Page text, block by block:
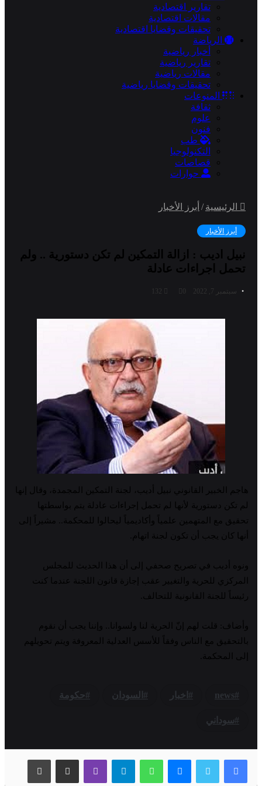
تقارير اقتصادية
مقالات اقتصادية
تحقيقات وقضايا اقتصادية
الرياضة
أخبار رياضية
تقارير رياضية
مقالات رياضية
تحقيقات وقضايا رياضية
المنوعات
ثقافة
علوم
فنون
طب
التكنولوجيا
قصاصات
حوارات
الرئيسية / أبرز الأخبار
أبرز الأخبار
نبيل اديب : ازالة التمكين لم تكن دستورية .. ولم
تحمل اجراءات عادلة
سبتمبر 7, 2022 0
132
هاجم الخبير القانوني نبيل أديب، لجنة التمكين المجمدة، وقال إنها
لم تكن دستورية لأنها لم تحمل إجراءات عادلة يتم بواسطتها
تحقيق مع المتهمين علمياً وأكاديمياً ليحالوا للمحكمة.. مشيراً إلى
أنها كان يجب أن تكون لجنة اتهام.
ونوه أديب في تصريح صحفي إلى أن هذا الحديث للمجلس
المركزي للحرية والتغيير عقب إجازة قانون اللجنة عندما كنت
رئيساً للجنة القانونية للتحالف.
وأضاف: قلت لهم إنّ الحرية لنا ولسوانا.. وإننا يجب أن نقوم
بالتحقيق مع الناس وفقاً للأسس العدلية المعروفة ويتم تحويلهم
إلى المحكمة.
news اخبار السودان حكومة
سوداني
فيسبوكتويتر ماسنجرواتسابتيلقرامڤايبر مشاركة عبر البريد طباعة